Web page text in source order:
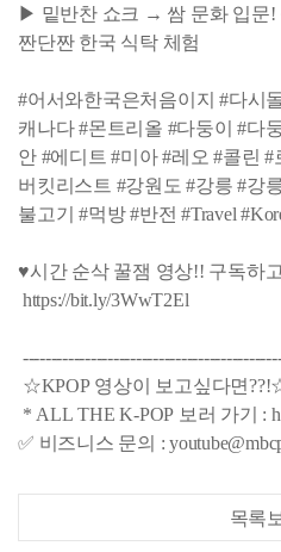
▶ 밑반찬 쇼크 → 쌈 문화 입문!
짠단짠 한국 식탁 체험
#어서와한국은처음이지 #다시
캐나다 #몬트리올 #다둥이 #다
안 #에디트 #미아 #레오 #콜린
버킷리스트 #강원도 #강릉 #강
불고기 #먹방 #반전 #Travel
♥시간 순삭 꿀잼 영상!! 구독하
https://bit.ly/3WwT2El
☆KPOP 영상이 보고싶다면
* ALL THE K-POP 보러 가기 :
✅ 비즈니스 문의 :
목록